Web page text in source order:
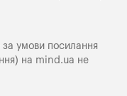
умови посилання
на mind.ua не